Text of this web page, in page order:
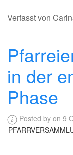
Verfasst von
in der
Phase
Posted by on 9